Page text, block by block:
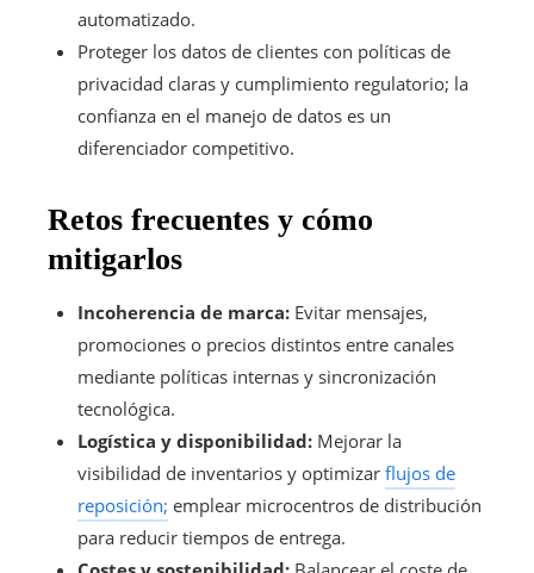
automatizado.
Proteger los datos de clientes con políticas de
privacidad claras y cumplimiento regulatorio; la
confianza en el manejo de datos es un
diferenciador competitivo.
Retos frecuentes y cómo
mitigarlos
Incoherencia de marca: Evitar mensajes,
promociones o precios distintos entre canales
mediante políticas internas y sincronización
tecnológica.
Logística y disponibilidad: Mejorar la
visibilidad de inventarios y optimizar flujos de
reposición; emplear microcentros de distribución
para reducir tiempos de entrega.